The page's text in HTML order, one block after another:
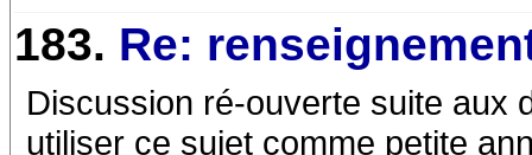
183. Re:
Discussion ré-ouverte suite aux
utiliser ce sujet comme petite